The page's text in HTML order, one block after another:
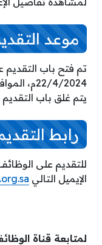
موعد
تم فتح باب التقديم
يتم غلق باب
رابط
للتقديم على
الإيميل التالي
لمتابعة قناة